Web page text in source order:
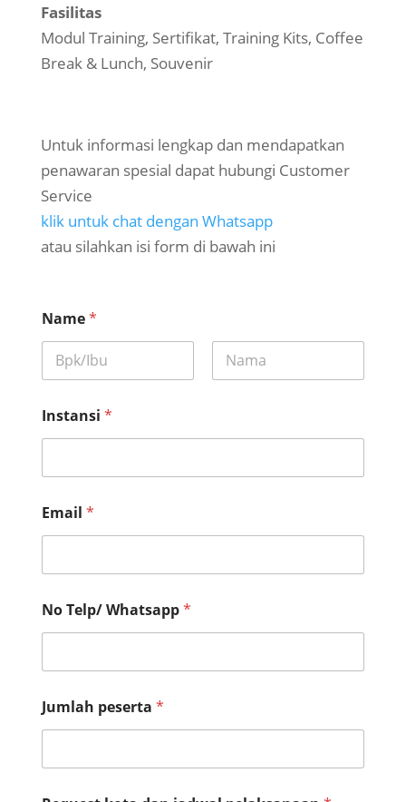
Fasilitas
Modul Training, Sertifikat, Training Kits, Coffee
Break & Lunch, Souvenir
Untuk informasi lengkap dan mendapatkan
penawaran spesial dapat hubungi Customer
Service
klik untuk chat dengan Whatsapp
atau silahkan isi form di bawah ini
Name*
Instansi *
Email *
W
h
t
a
p
p
No Telp/ Whatsapp*
Jumlah peserta *